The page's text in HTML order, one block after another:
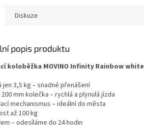
Diskuze
popis produktu
koloběžka MOVINO Infinity Rainbow white
jen 3,5 kg – snadné přenášení
mm kolečka – rychlá a plynulá jízda
mechanismus – ideální do města
až 100 kg
– odesíláme do 24 hodin